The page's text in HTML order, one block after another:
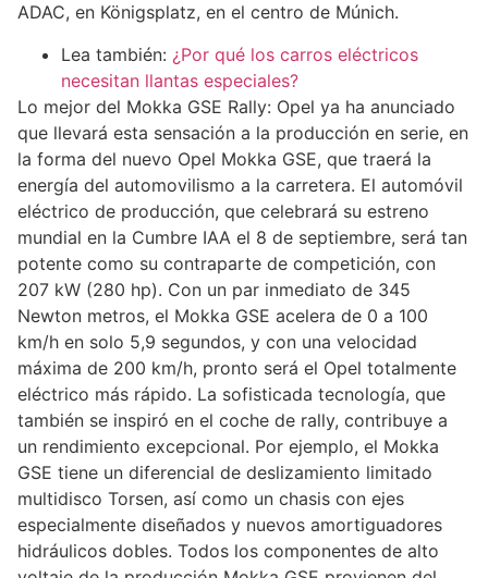
ADAC, en Königsplatz, en el centro de Múnich.
Lea también: ¿Por qué los carros eléctricos
necesitan llantas especiales?
Lo mejor del Mokka GSE Rally: Opel ya ha anunciado
que llevará esta sensación a la producción en serie, en
la forma del nuevo Opel Mokka GSE, que traerá la
energía del automovilismo a la carretera. El automóvil
eléctrico de producción, que celebrará su estreno
mundial en la Cumbre IAA el 8 de septiembre, será tan
potente como su contraparte de competición, con
207 kW (280 hp). Con un par inmediato de 345
Newton metros, el Mokka GSE acelera de 0 a 100
km/h en solo 5,9 segundos, y con una velocidad
máxima de 200 km/h, pronto será el Opel totalmente
eléctrico más rápido. La sofisticada tecnología, que
también se inspiró en el coche de rally, contribuye a
un rendimiento excepcional. Por ejemplo, el Mokka
GSE tiene un diferencial de deslizamiento limitado
multidisco Torsen, así como un chasis con ejes
especialmente diseñados y nuevos amortiguadores
hidráulicos dobles. Todos los componentes de alto